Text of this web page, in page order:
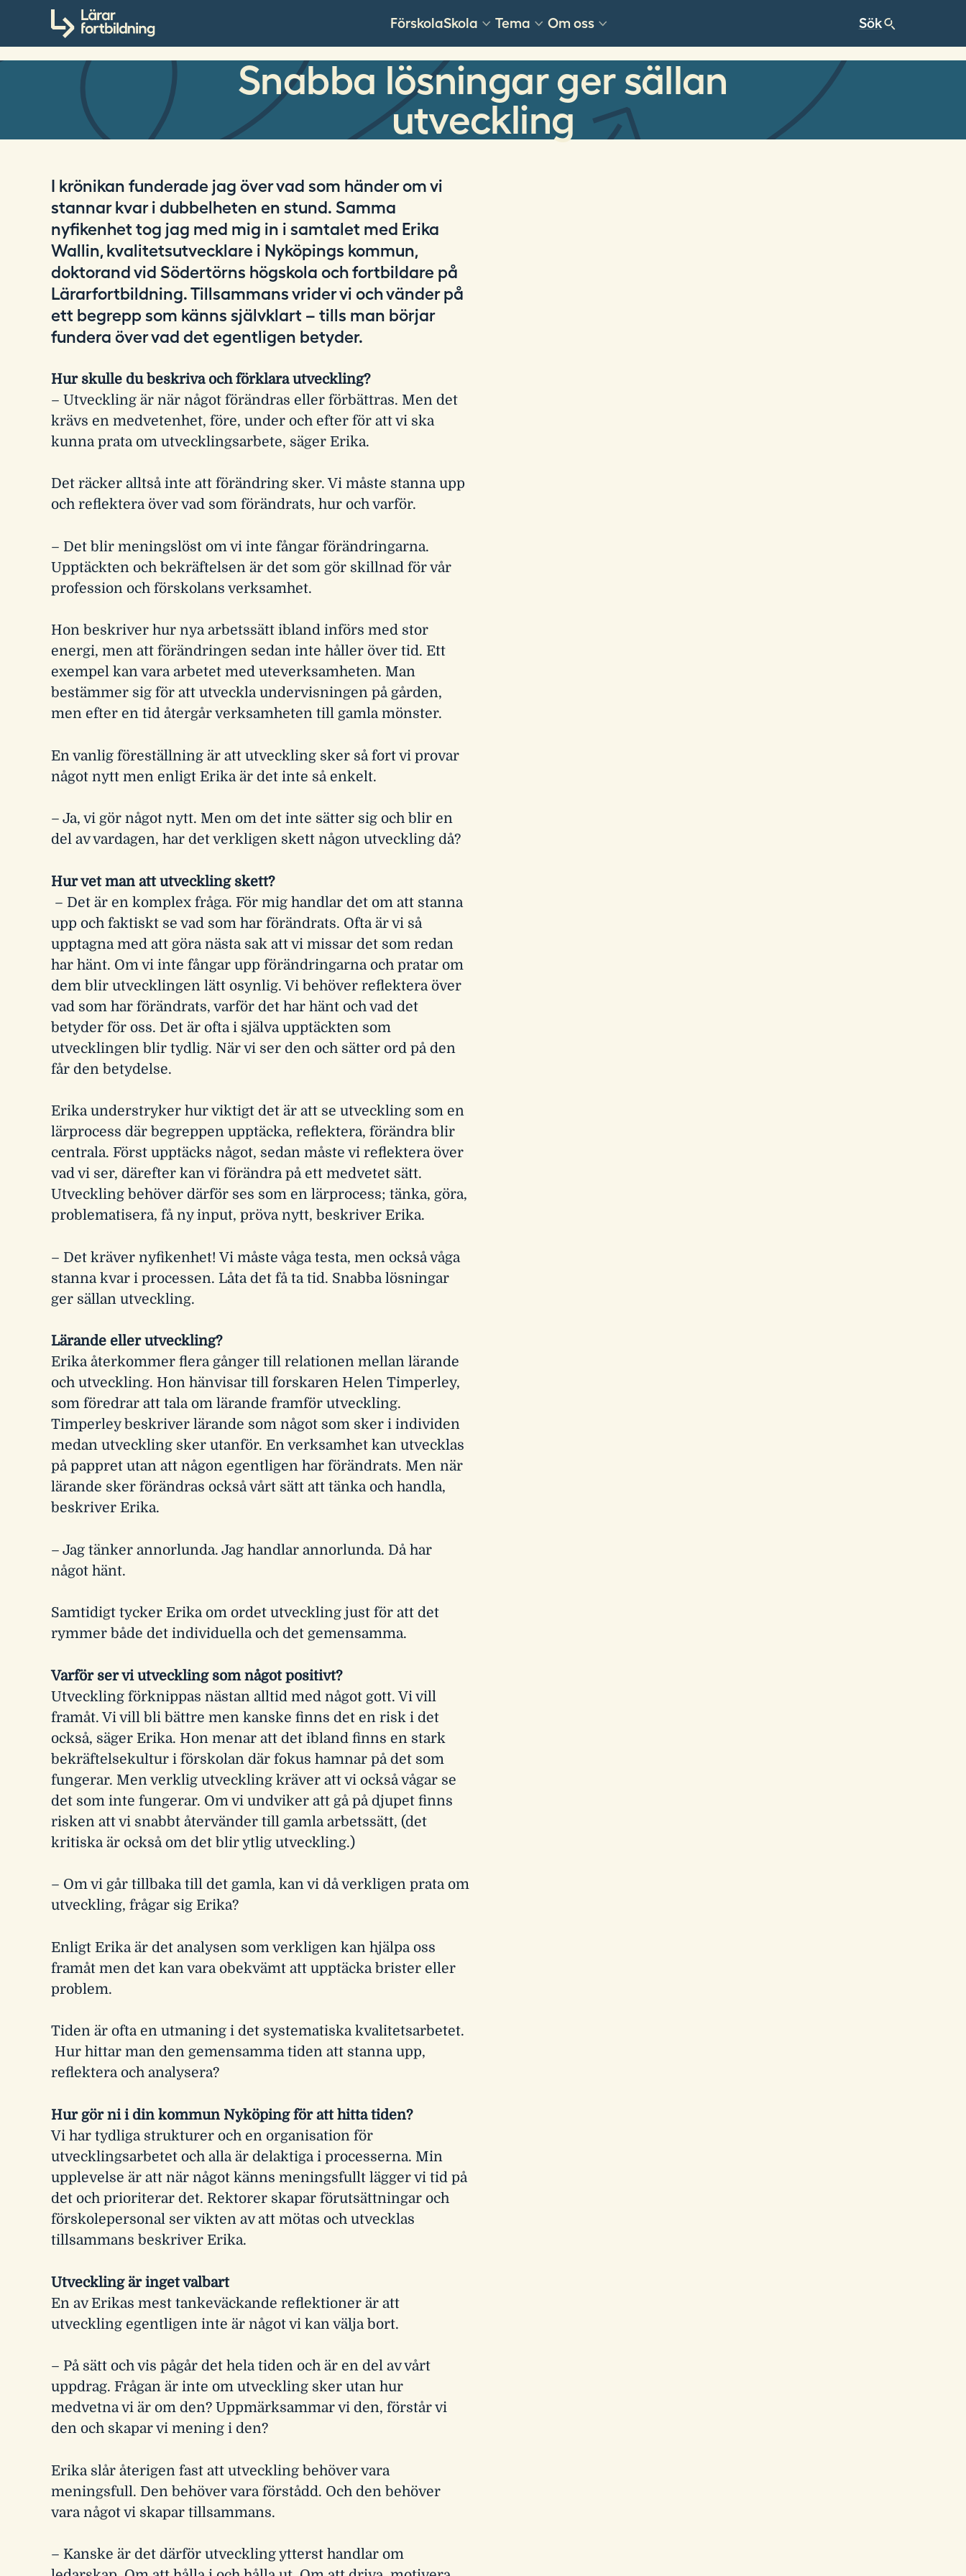
Till innehållet FörskolaSkola Tema Om oss
p
Snabba lösningar ger sällan
utveckling
I krönikan funderade jag över vad som händer om vi
stannar kvar i dubbelheten en stund. Samma
nyfikenhet tog jag med mig in i samtalet med Erika
Wallin, kvalitetsutvecklare i Nyköpings kommun,
doktorand vid Södertörns högskola och fortbildare på
Lärarfortbildning. Tillsammans vrider vi och vänder på
ett begrepp som känns självklart – tills man börjar
fundera över vad det egentligen betyder.
Hur skulle du beskriva och förklara utveckling?
– Utveckling är när något förändras eller förbättras. Men det
krävs en medvetenhet, före, under och efter för att vi ska
kunna prata om utvecklingsarbete, säger Erika.
Det räcker alltså inte att förändring sker. Vi måste stanna upp
och reflektera över vad som förändrats, hur och varför.
– Det blir meningslöst om vi inte fångar förändringarna.
Upptäckten och bekräftelsen är det som gör skillnad för vår
profession och förskolans verksamhet.
Hon beskriver hur nya arbetssätt ibland införs med stor
energi, men att förändringen sedan inte håller över tid. Ett
exempel kan vara arbetet med uteverksamheten. Man
bestämmer sig för att utveckla undervisningen på gården,
men efter en tid återgår verksamheten till gamla mönster.
En vanlig föreställning är att utveckling sker så fort vi provar
något nytt men enligt Erika är det inte så enkelt.
– Ja, vi gör något nytt. Men om det inte sätter sig och blir en
del av vardagen, har det verkligen skett någon utveckling då?
Hur vet man att utveckling skett?
– Det är en komplex fråga. För mig handlar det om att stanna
upp och faktiskt se vad som har förändrats. Ofta är vi så
upptagna med att göra nästa sak att vi missar det som redan
har hänt. Om vi inte fångar upp förändringarna och pratar om
dem blir utvecklingen lätt osynlig. Vi behöver reflektera över
vad som har förändrats, varför det har hänt och vad det
betyder för oss. Det är ofta i själva upptäckten som
utvecklingen blir tydlig. När vi ser den och sätter ord på den
får den betydelse.
Erika understryker hur viktigt det är att se utveckling som en
lärprocess där begreppen upptäcka, reflektera, förändra blir
centrala. Först upptäcks något, sedan måste vi reflektera över
vad vi ser, därefter kan vi förändra på ett medvetet sätt.
Utveckling behöver därför ses som en lärprocess; tänka, göra,
problematisera, få ny input, pröva nytt, beskriver Erika.
– Det kräver nyfikenhet! Vi måste våga testa, men också våga
stanna kvar i processen. Låta det få ta tid. Snabba lösningar
ger sällan utveckling.
Lärande eller utveckling?
Erika återkommer flera gånger till relationen mellan lärande
och utveckling. Hon hänvisar till forskaren Helen Timperley,
som föredrar att tala om lärande framför utveckling.
Timperley beskriver lärande som något som sker i individen
medan utveckling sker utanför. En verksamhet kan utvecklas
på pappret utan att någon egentligen har förändrats. Men när
lärande sker förändras också vårt sätt att tänka och handla,
beskriver Erika.
– Jag tänker annorlunda. Jag handlar annorlunda. Då har
något hänt.
Samtidigt tycker Erika om ordet utveckling just för att det
rymmer både det individuella och det gemensamma.
Varför ser vi utveckling som något positivt?
Utveckling förknippas nästan alltid med något gott. Vi vill
framåt. Vi vill bli bättre men kanske finns det en risk i det
också, säger Erika. Hon menar att det ibland finns en stark
bekräftelsekultur i förskolan där fokus hamnar på det som
fungerar. Men verklig utveckling kräver att vi också vågar se
det som inte fungerar. Om vi undviker att gå på djupet finns
risken att vi snabbt återvänder till gamla arbetssätt, (det
kritiska är också om det blir ytlig utveckling.)
– Om vi går tillbaka till det gamla, kan vi då verkligen prata om
utveckling, frågar sig Erika?
Enligt Erika är det analysen som verkligen kan hjälpa oss
framåt men det kan vara obekvämt att upptäcka brister eller
problem.
Tiden är ofta en utmaning i det systematiska kvalitetsarbetet.
Hur hittar man den gemensamma tiden att stanna upp,
reflektera och analysera?
Hur gör ni i din kommun Nyköping för att hitta tiden?
Vi har tydliga strukturer och en organisation för
utvecklingsarbetet och alla är delaktiga i processerna. Min
upplevelse är att när något känns meningsfullt lägger vi tid på
det och prioriterar det. Rektorer skapar förutsättningar och
förskolepersonal ser vikten av att mötas och utvecklas
tillsammans beskriver Erika.
Utveckling är inget valbart
En av Erikas mest tankeväckande reflektioner är att
utveckling egentligen inte är något vi kan välja bort.
– På sätt och vis pågår det hela tiden och är en del av vårt
uppdrag. Frågan är inte om utveckling sker utan hur
medvetna vi är om den? Uppmärksammar vi den, förstår vi
den och skapar vi mening i den?
Erika slår återigen fast att utveckling behöver vara
meningsfull. Den behöver vara förstådd. Och den behöver
vara något vi skapar tillsammans.
– Kanske är det därför utveckling ytterst handlar om